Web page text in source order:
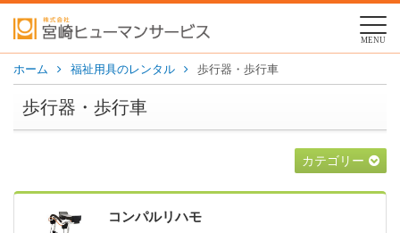
MENU
ホーム 福祉用具のレンタル 歩行器・歩行車
歩行器・歩行車
カテゴリー
コンパルリハモ